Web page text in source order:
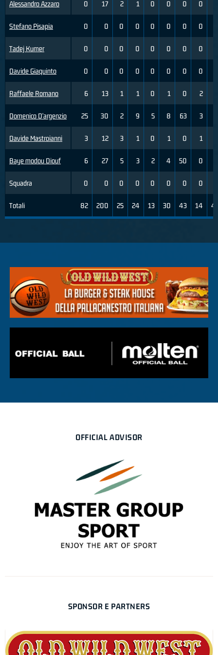
Alessandro Azzaro
Stefano Pisapia
Tadej Kumer
Davide Giaquinto
Raffaele Romano
Domenico D'argenzio
Davide Mastroianni
Baye modou Diouf
Squadra
Totali
0 17 2 1 0 0 0 0
0 0 0 0 0 0 0 0
0 0 0 0 0 0 0 0
0 0 0 0 0 0 0 0
6 13 1 1 0 1 0 2
25 30 2 9 5 8 63 3
3 12 3 1 0 1 0 1
6 27 5 3 2 4 50 0
0 0 0 0 0 0 0 0
82 200 25 24 13 30 43 14
OFFICIAL ADVISOR
SPONSOR E PARTNERS